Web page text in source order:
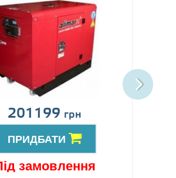
201199 грн
ПРИДБАТИ
замовлення